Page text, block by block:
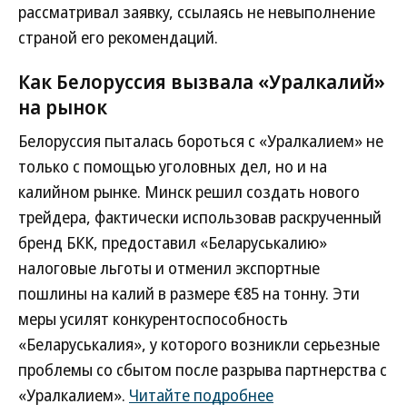
рассматривал заявку, ссылаясь не невыполнение
страной его рекомендаций.
Как Белоруссия вызвала «Уралкалий»
на рынок
Белоруссия пыталась бороться с «Уралкалием» не
только с помощью уголовных дел, но и на
калийном рынке. Минск решил создать нового
трейдера, фактически использовав раскрученный
бренд БКК, предоставил «Беларуськалию»
налоговые льготы и отменил экспортные
пошлины на калий в размере €85 на тонну. Эти
меры усилят конкурентоспособность
«Беларуськалия», у которого возникли серьезные
проблемы со сбытом после разрыва партнерства с
«Уралкалием». Читайте подробнее